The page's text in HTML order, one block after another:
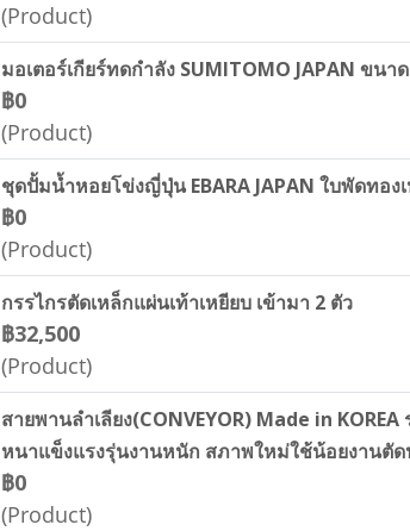
(Product)
มอเตอร์เกียร์ทดกำลัง SUMITOMO JAPAN ขน
฿0
(Product)
ชุดปั้มน้ำหอยโข่งญี่ปุ่น EBARA JAPAN ใบพัดทอง
฿0
(Product)
กรรไกรตัดเหล็กแผ่นเท้าเหยียบ เข้ามา 2 ตัว
฿32,500
(Product)
สายพานลำเลียง(CONVEYOR) Made in
หนาแข็งแรงรุ่นงานหนัก สภาพใหม่ใช้น้อยงานตัด
฿0
(Product)